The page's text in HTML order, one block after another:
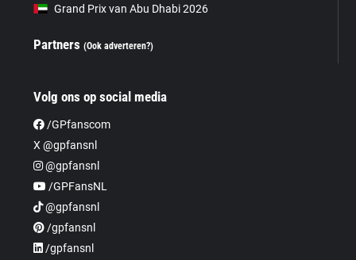
Grand Prix van Abu Dhabi 2026
Partners(Ook adverteren?)
Volg ons op social media
/GPfanscom
X @gpfansnl
@gpfansnl
/GPFansNL
@gpfansnl
/gpfansnl
/gpfansnl